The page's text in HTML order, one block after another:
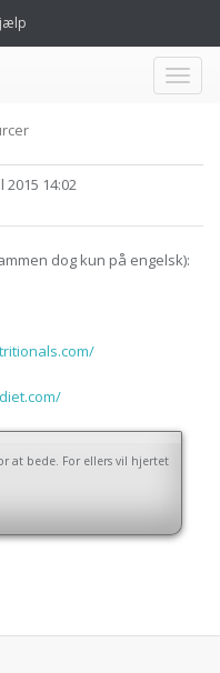
Toggle
2015 14:02
dog kun på engelsk):
at bede. For ellers vil hjertet